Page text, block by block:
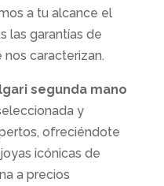
a tu alcance el
las garantías de
caracterizan.
segunda mano
y
ofreciéndote
icónicas de
a precios